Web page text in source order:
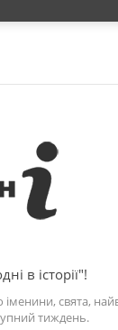
в історії"!
іменини, свята,
тиждень.